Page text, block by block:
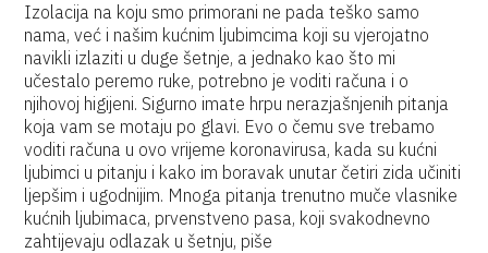
Izolacija na koju smo primorani ne pada teško samo
nama, već i našim kućnim ljubimcima koji su vjerojatno
navikli izlaziti u duge šetnje, a jednako kao što mi
učestalo peremo ruke, potrebno je voditi računa i o
njihovoj higijeni. Sigurno imate hrpu nerazjašnjenih pitanja
koja vam se motaju po glavi. Evo o čemu sve trebamo
voditi računa u ovo vrijeme koronavirusa, kada su kućni
ljubimci u pitanju i kako im boravak unutar četiri zida učiniti
ljepšim i ugodnijim. Mnoga pitanja trenutno muče vlasnike
kućnih ljubimaca, prvenstveno pasa, koji svakodnevno
zahtijevaju odlazak u šetnju, piše